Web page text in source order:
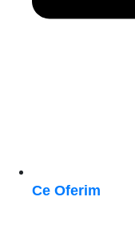
Ce Oferim